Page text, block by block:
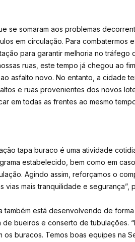
se somaram aos problemas
em circulação. Para combatermos
para garantir melhoria no tráfego
ruas, este tempo já chegou ao
asfalto novo. No entanto, a cidade
e ruas provenientes dos novos
em todas as frentes ao mesmo
tapa buraco é uma atividade
estabelecido, bem como em
Agindo assim, reforçamos o
mais tranquilidade e segurança”,
está desenvolvendo de forma
bueiros e conserto de tubulações.
buracos. Temos boas equipes na